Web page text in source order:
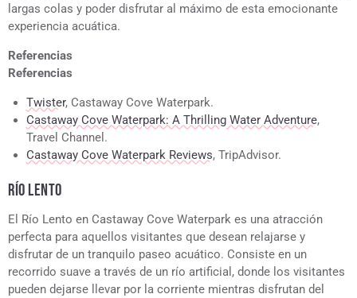
largas colas y poder disfrutar al máximo de esta emocionante
experiencia acuática.
Referencias
Referencias
Twister, Castaway Cove Waterpark.
Castaway Cove Waterpark: A Thrilling Water Adventure,
Travel Channel.
Castaway Cove Waterpark Reviews, TripAdvisor.
RÍO LENTO
El Río Lento en Castaway Cove Waterpark es una atracción
perfecta para aquellos visitantes que desean relajarse y
disfrutar de un tranquilo paseo acuático. Consiste en un
recorrido suave a través de un río artificial, donde los visitantes
pueden dejarse llevar por la corriente mientras disfrutan del